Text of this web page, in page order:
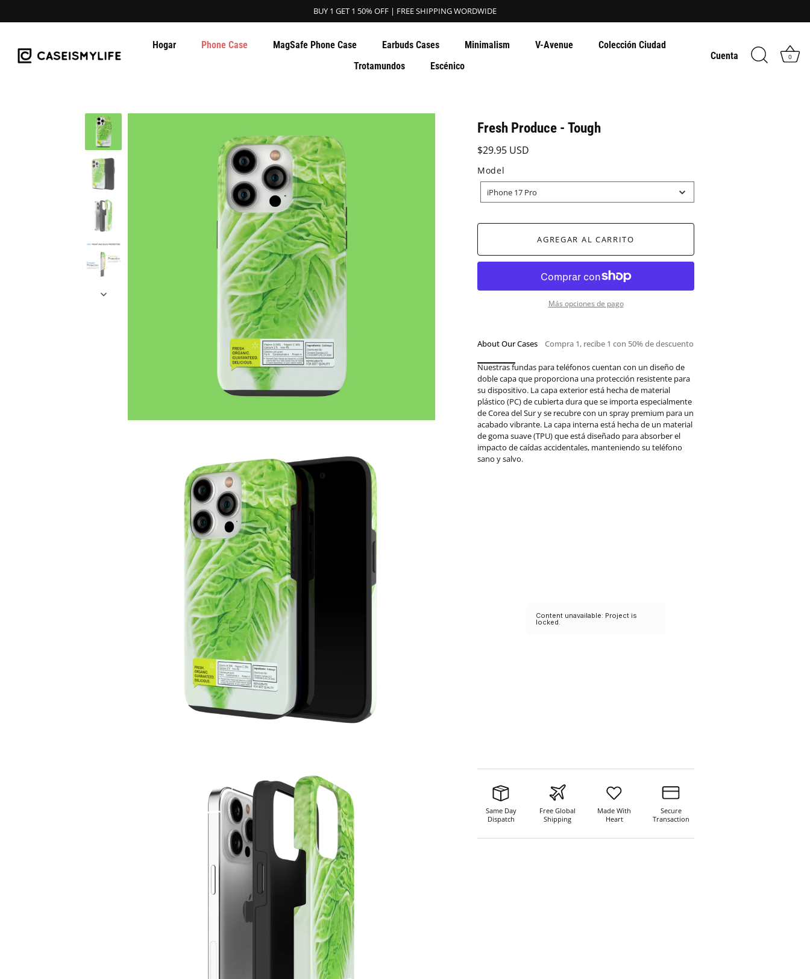
BUY 1 GET 1 50% OFF | FREE SHIPPING WORDWIDE
Hogar Phone Case MagSafe Phone Case Earbuds Cases Minimalism V-Avenue
Colección Ciudad
Trotamundos
Escénico
Cuenta 0
Fresh Produce - Tough
$29.95 USD
Model
iPhone 17 Pro
AGREGAR AL CARRITO
Más opciones de pago
About Our Cases Compra 1, recibe 1 con 50% de descuento
Nuestras fundas para teléfonos cuentan con un diseño de
doble capa que proporciona una protección resistente para
su dispositivo. La capa exterior está hecha de material
plástico (PC) de cubierta dura que se importa especialmente
de Corea del Sur y se recubre con un spray premium para un
acabado vibrante. La capa interna está hecha de un material
de goma suave (TPU) que está diseñado para absorber el
impacto de caídas accidentales, manteniendo su teléfono
sano y salvo.
Same Day
Dispatch
Free Global
Shipping
Made With
Heart
Secure
Transaction